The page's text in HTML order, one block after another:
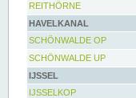
REITHÖRNE
HAVELKANAL
SCHÖNWALDE OP
SCHÖNWALDE UP
IJSSEL
IJSSELKOP